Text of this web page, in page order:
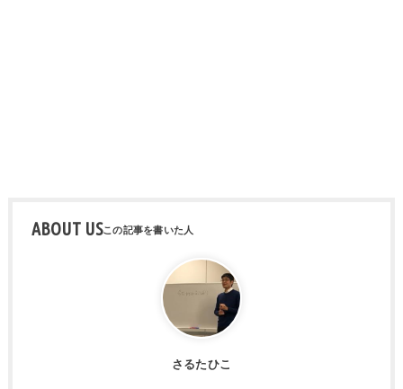
ABOUT US
さるたひこ